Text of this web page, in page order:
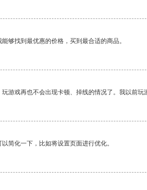
够找到最优惠的价格，买到最合适的商品。
游戏再也不会出现卡顿、掉线的情况了。我以前
简化一下，比如将设置页面进行优化。